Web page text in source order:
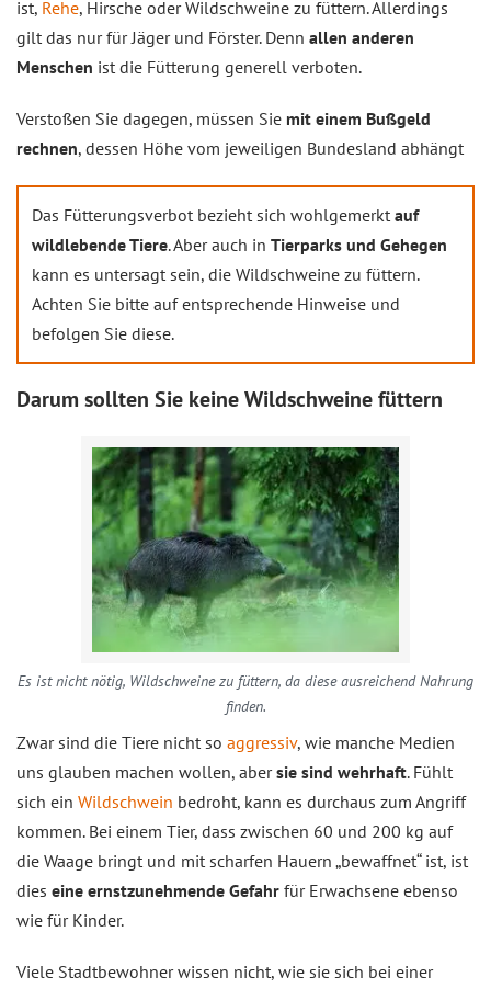
ist, Rehe, Hirsche oder Wildschweine zu füttern. Allerdings
gilt das nur für Jäger und Förster. Denn allen anderen
Menschen ist die Fütterung generell verboten.
Verstoßen Sie dagegen, müssen Sie mit einem Bußgeld
rechnen, dessen Höhe vom jeweiligen Bundesland abhängt
Das Fütterungsverbot bezieht sich wohlgemerkt auf
wildlebende Tiere. Aber auch in Tierparks und Gehegen
kann es untersagt sein, die Wildschweine zu füttern.
Achten Sie bitte auf entsprechende Hinweise und
befolgen Sie diese.
Darum sollten Sie keine Wildschweine füttern
Es ist nicht nötig, Wildschweine zu füttern, da diese ausreichend Nahrung
finden.
Zwar sind die Tiere nicht so aggressiv, wie manche Medien
uns glauben machen wollen, abersie sind wehrhaft. Fühlt
sich ein Wildschwein bedroht, kann es durchaus zum Angriff
kommen. Bei einem Tier, dass zwischen 60 und 200 kg auf
die Waage bringt und mit scharfen Hauern „bewaffnet“ ist, ist
dies eine ernstzunehmende Gefahr für Erwachsene ebenso
wie für Kinder.
Viele Stadtbewohner wissen nicht, wie sie sich bei einer